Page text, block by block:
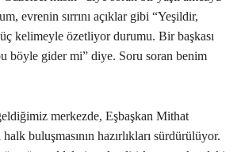
evrenin sırrını açıklar gibi “Yeşildir,
kelimeyle özetliyor durumu. Bir başkası
böyle gider mi” diye. Soru soran benim
merkezde, Eşbaşkan Mithat
halk buluşmasının hazırlıkları sürdürülüyor.